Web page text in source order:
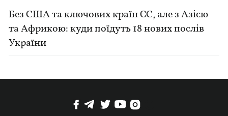
Без США та ключових країн ЄС, але з Азією
та Африкою: куди поїдуть 18 нових послів
України